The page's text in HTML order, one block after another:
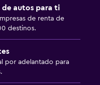
de autos para ti
de renta de
destinos.
por adelantado para